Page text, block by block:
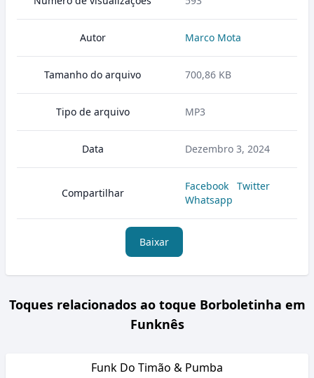
Autor Marco Mota
Tamanho do arquivo 700,86 KB
Tipo de arquivo MP3
Data Dezembro 3, 2024
Compartilhar
Facebook
Twitter
Whatsapp
Baixar
Toques relacionados ao toque Borboletinha em
Funknês
Funk Do Timão & Pumba